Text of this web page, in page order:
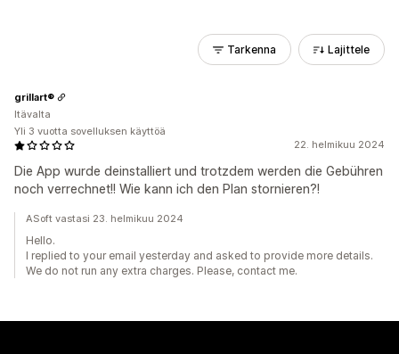
Tarkenna Lajittele
22. helmikuu 2024
Die App wurde deinstalliert und trotzdem werden die Gebühren
noch verrechnet!! Wie kann ich den Plan stornieren?!
grillart®
Itävalta
Yli 3 vuotta sovelluksen käyttöä
ASoft vastasi 23. helmikuu 2024
Hello.
I replied to your email yesterday and asked to provide more details.
We do not run any extra charges. Please, contact me.